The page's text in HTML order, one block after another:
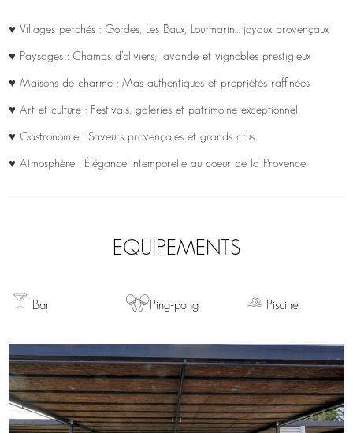
♥ Villages perchés : Gordes, Les Baux, Lourmarin… joyaux provençaux
♥ Paysages : Champs d’oliviers, lavande et vignobles prestigieux
♥ Maisons de charme : Mas authentiques et propriétés raffinées
♥ Art et culture : Festivals, galeries et patrimoine exceptionnel
♥ Gastronomie : Saveurs provençales et grands crus
♥ Atmosphère : Élégance intemporelle au coeur de la Provence
EQUIPEMENTS
Bar Ping-pong Piscine